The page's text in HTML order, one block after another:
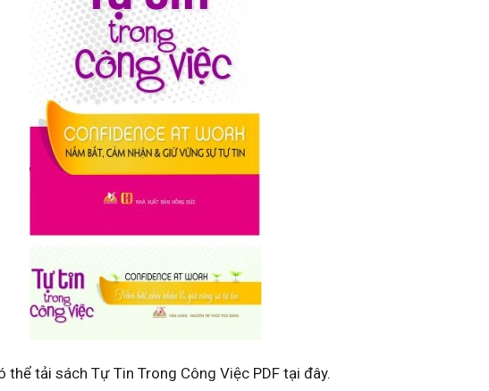
thể tải sách Tự Tin Trong Công Việc PDF tại đây.